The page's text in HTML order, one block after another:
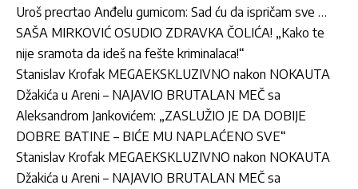
Uroš precrtao Anđelu gumicom: Sad ću da ispričam sve …
SAŠA MIRKOVIĆ OSUDIO ZDRAVKA ČOLIĆA! „Kako te
nije sramota da ideš na fešte kriminalaca!“
Stanislav Krofak MEGAEKSKLUZIVNO nakon NOKAUTA
Džakića u Areni – NAJAVIO BRUTALAN MEČ sa
Aleksandrom Jankovićem: „ZASLUŽIO JE DA DOBIJE
DOBRE BATINE – BIĆE MU NAPLAĆENO SVE“
Stanislav Krofak MEGAEKSKLUZIVNO nakon NOKAUTA
Džakića u Areni – NAJAVIO BRUTALAN MEČ sa